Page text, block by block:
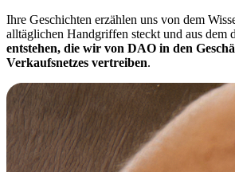
Ihre Geschichten erzählen uns von dem
alltäglichen Handgriffen steckt und aus dem
entstehen, die wir von DAO in den
Verkaufsnetzes vertreiben.